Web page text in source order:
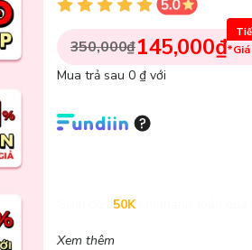
350,000₫145,000₫
Mua trả sau 0 ₫ với
50K
Xem thêm